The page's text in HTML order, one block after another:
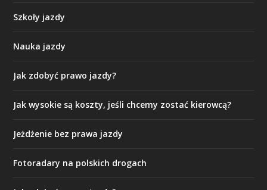
Szkoły jazdy
Nauka jazdy
Jak zdobyć prawo jazdy?
Jak wysokie są koszty, jeśli chcemy zostać kierowcą?
Jeżdżenie bez prawa jazdy
Fotoradary na polskich drogach